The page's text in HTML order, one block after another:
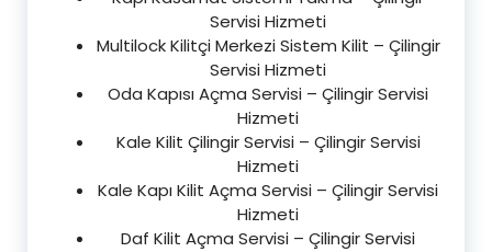
Servisi Hizmeti
Multilock Kilitçi Merkezi Sistem Kilit – Çilingir
Servisi Hizmeti
Oda Kapısı Açma Servisi – Çilingir Servisi
Hizmeti
Kale Kilit Çilingir Servisi – Çilingir Servisi
Hizmeti
Kale Kapı Kilit Açma Servisi – Çilingir Servisi
Hizmeti
Daf Kilit Açma Servisi – Çilingir Servisi